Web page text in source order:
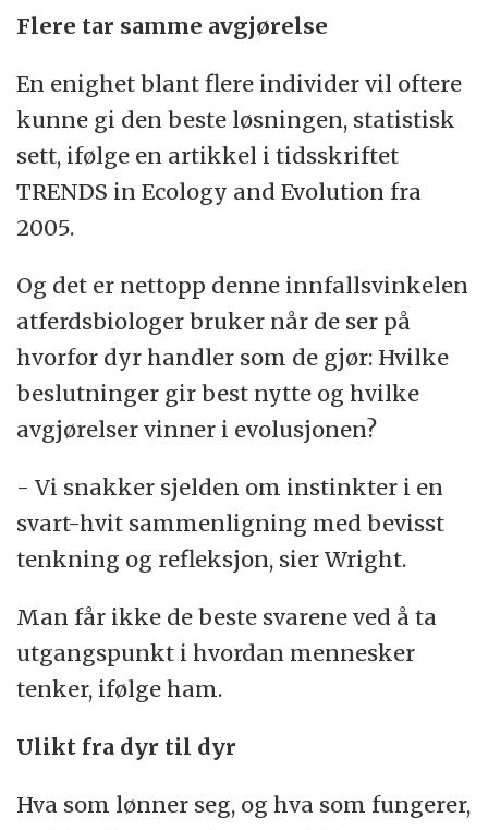
Flere tar samme avgjørelse
En enighet blant flere individer vil oftere
kunne gi den beste løsningen, statistisk
sett, ifølge en artikkel i tidsskriftet
TRENDS in Ecology and Evolution fra
2005.
Og det er nettopp denne innfallsvinkelen
atferdsbiologer bruker når de ser på
hvorfor dyr handler som de gjør: Hvilke
beslutninger gir best nytte og hvilke
avgjørelser vinner i evolusjonen?
- Vi snakker sjelden om instinkter i en
svart-hvit sammenligning med bevisst
tenkning og refleksjon, sier Wright.
Man får ikke de beste svarene ved å ta
utgangspunkt i hvordan mennesker
tenker, ifølge ham.
Ulikt fra dyr til dyr
Hva som lønner seg, og hva som fungerer,